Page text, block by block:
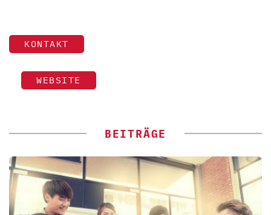
KONTAKT
WEBSITE
BEITRÄGE